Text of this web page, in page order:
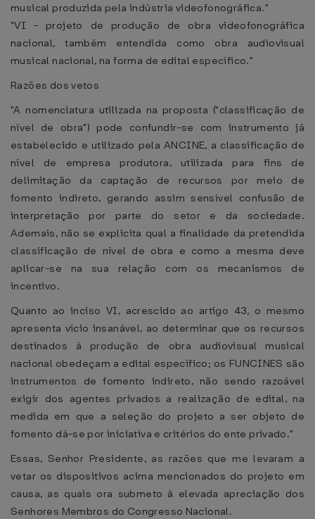
musical produzida pela indústria videofonográfica."
"VI - projeto de produção de obra videofonográfica
nacional, também entendida como obra audiovisual
musical nacional, na forma de edital específico."
Razões dos vetos
"A nomenclatura utilizada na proposta ("classificação de
nível de obra") pode confundir-se com instrumento já
estabelecido e utilizado pela ANCINE, a classificação de
nível de empresa produtora, utilizada para fins de
delimitação da captação de recursos por meio de
fomento indireto, gerando assim sensível confusão de
interpretação por parte do setor e da sociedade.
Ademais, não se explicita qual a finalidade da pretendida
classificação de nível de obra e como a mesma deve
aplicar-se na sua relação com os mecanismos de
incentivo.
Quanto ao inciso VI, acrescido ao artigo 43, o mesmo
apresenta vício insanável, ao determinar que os recursos
destinados à produção de obra audiovisual musical
nacional obedeçam a edital específico; os FUNCINES são
instrumentos de fomento indireto, não sendo razoável
exigir dos agentes privados a realização de edital, na
medida em que a seleção do projeto a ser objeto de
fomento dá-se por iniciativa e critérios do ente privado."
Essas, Senhor Presidente, as razões que me levaram a
vetar os dispositivos acima mencionados do projeto em
causa, as quais ora submeto à elevada apreciação dos
Senhores Membros do Congresso Nacional.